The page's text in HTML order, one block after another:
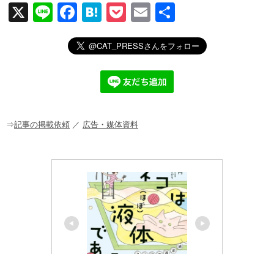
X
Li
F
a
c
o
H
at
e
n
a
P
o
ck
et
E
m
ail
有
⇒記事の掲載依頼 ／ 広告・媒体資料